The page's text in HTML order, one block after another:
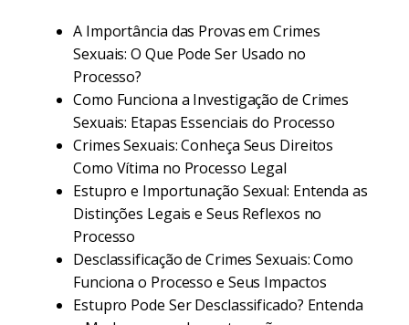
A Importância das Provas em Crimes
Sexuais: O Que Pode Ser Usado no
Processo?
Como Funciona a Investigação de Crimes
Sexuais: Etapas Essenciais do Processo
Crimes Sexuais: Conheça Seus Direitos
Como Vítima no Processo Legal
Estupro e Importunação Sexual: Entenda as
Distinções Legais e Seus Reflexos no
Processo
Desclassificação de Crimes Sexuais: Como
Funciona o Processo e Seus Impactos
Estupro Pode Ser Desclassificado? Entenda